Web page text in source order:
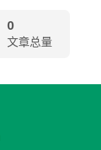
0
文章总量